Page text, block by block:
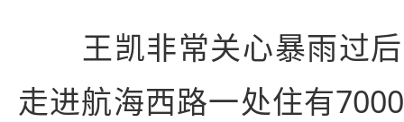
王凯非常关心暴雨过后
走进航海西路一处住有